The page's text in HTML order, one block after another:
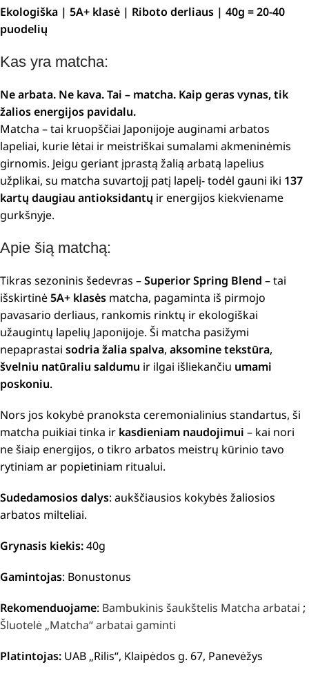
Ekologiška | 5A+ klasė | Riboto derliaus | 40g = 20-40
puodelių
Kas yra matcha:
Ne arbata. Ne kava. Tai – matcha. Kaip geras vynas, tik
žalios energijos pavidalu.
Matcha – tai kruopščiai Japonijoje auginami arbatos
lapeliai, kurie lėtai ir meistriškai sumalami akmeninėmis
girnomis. Jeigu geriant įprastą žalią arbatą lapelius
užplikai, su matcha suvartojį patį lapelį- todėl gauni iki 137
kartų daugiau antioksidantų ir energijos kiekviename
gurkšnyje.
Apie šią matchą:
Tikras sezoninis šedevras –Superior Spring Blend – tai
išskirtinė5A+ klasės matcha, pagaminta iš pirmojo
pavasario derliaus, rankomis rinktų ir ekologiškai
užaugintų lapelių Japonijoje. Ši matcha pasižymi
nepaprastai sodria žalia spalva, aksomine tekstūra,
švelniu natūraliu saldumu ir ilgai išliekančiu umami
poskoniu.
Nors jos kokybė pranoksta ceremonialinius standartus, ši
matcha puikiai tinka ir kasdieniam naudojimui – kai nori
ne šiaip energijos, o tikro arbatos meistrų kūrinio tavo
rytiniam ar popietiniam ritualui.
Sudedamosios dalys: aukščiausios kokybės žaliosios
arbatos milteliai.
Grynasis kiekis:40g
Gamintojas: Bonustonus
Rekomenduojame: Bambukinis šaukštelis Matcha arbatai ;
Šluotelė „Matcha“ arbatai gaminti
Platintojas: UAB „Rilis“, Klaipėdos g. 67, Panevėžys